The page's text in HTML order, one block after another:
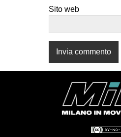
Sito web